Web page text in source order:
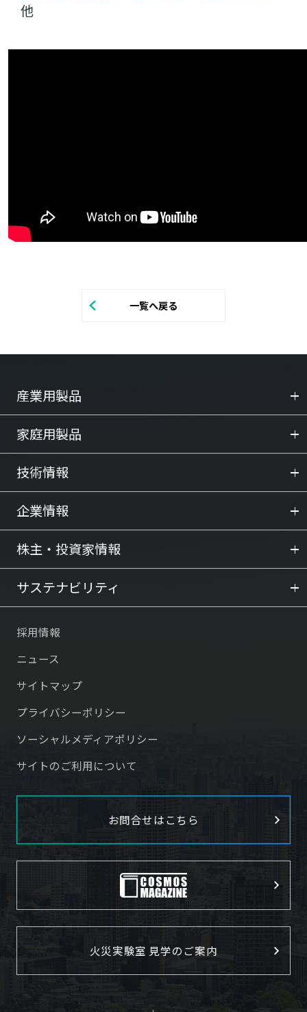
他
一覧へ戻る
産業用製品
家庭用製品
技術情報
企業情報
株主・投資家情報
サステナビリティ
採用情報
ニュース
サイトマップ
プライバシーポリシー
ソーシャルメディアポリシー
サイトのご利用について
お問合せはこちら
火災実験室 見学のご案内